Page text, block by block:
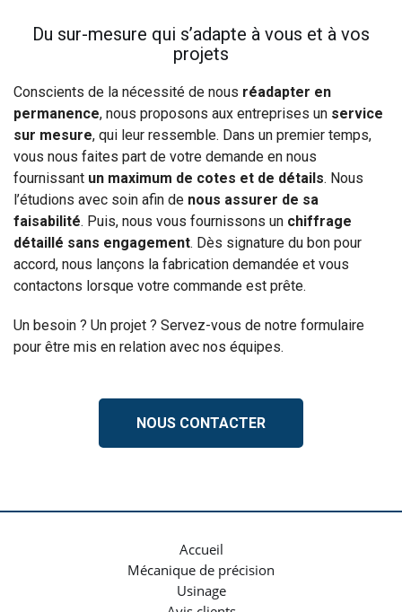
Du sur-mesure qui s’adapte à vous et à vos
projets
Conscients de la nécessité de nous réadapter en
permanence, nous proposons aux entreprises un service
sur mesure, qui leur ressemble. Dans un premier temps,
vous nous faites part de votre demande en nous
fournissant un maximum de cotes et de détails. Nous
l’étudions avec soin afin de nous assurer de sa
faisabilité. Puis, nous vous fournissons un chiffrage
détaillé sans engagement. Dès signature du bon pour
accord, nous lançons la fabrication demandée et vous
contactons lorsque votre commande est prête.
Un besoin ? Un projet ? Servez-vous de notre formulaire
pour être mis en relation avec nos équipes.
NOUS CONTACTER
Accueil
Mécanique de précision
Usinage